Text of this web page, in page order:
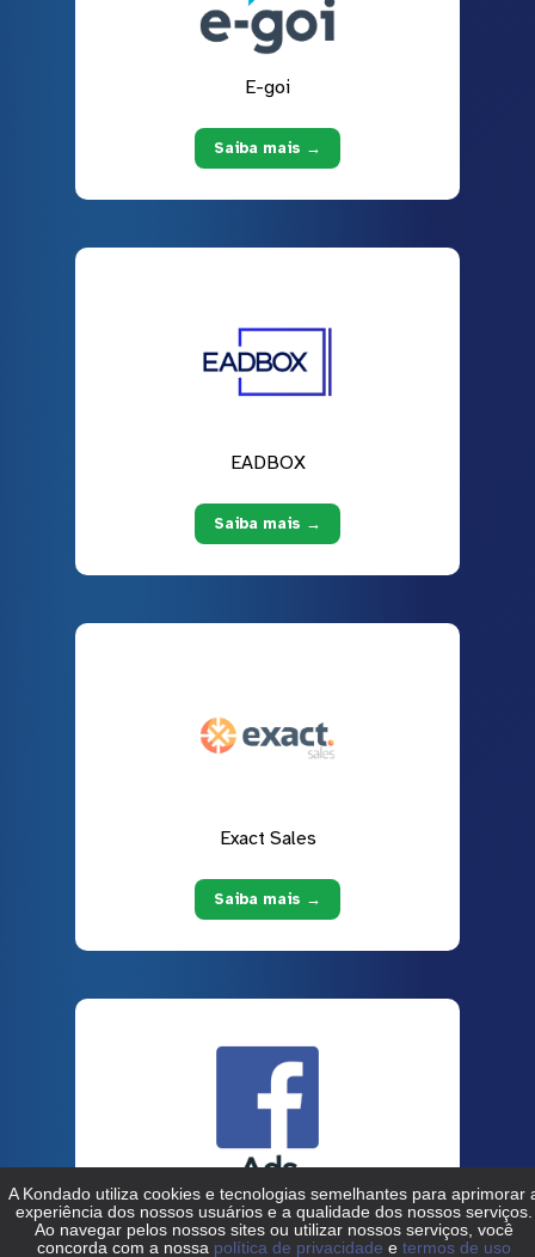
E-goi
Saiba mais →
EADBOX
Saiba mais →
Exact Sales
Saiba mais →
Facebook Ads